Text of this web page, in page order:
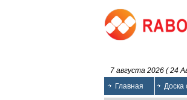
7 августа 2026 ( 24
Главная
Доска